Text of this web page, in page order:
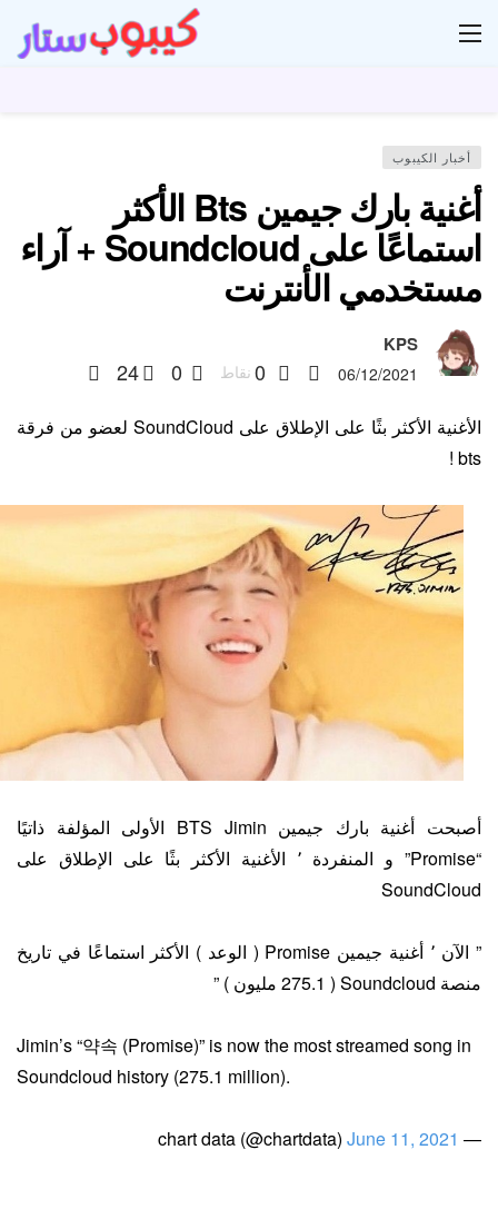
أخبار الكيبوب
أغنية بارك جيمين Bts الأكثر
استماعًا على Soundcloud + آراء
مستخدمي الأنترنت
KPS
06/12/2021
0 نقاط 0
24
الأغنية الأكثر بثًا على الإطلاق على SoundCloud لعضو من فرقة
bts !
أصبحت أغنية بارك جيمين BTS Jimin الأولى المؤلفة ذاتيًا
“Promise” و المنفردة ٬ الأغنية الأكثر بثًا على الإطلاق على
SoundCloud
” الآن ٬ أغنية جيمين Promise ( الوعد ) الأكثر استماعًا في تاريخ
منصة Soundcloud ( 275.1 مليون ) ”
Jimin’s “약속 (Promise)” is now the most streamed song in
Soundcloud history (275.1 million).
— chart data (@chartdata)
June 11, 2021